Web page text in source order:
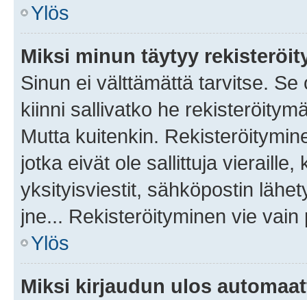
Ylös
Miksi minun täytyy
Sinun ei välttämättä tarvitse.
kiinni sallivatko he
Mutta kuitenkin.
jotka eivät ole sallittuja vieraille,
yksityisviestit, sähköpostin
jne... Rekisteröityminen vie
Ylös
Miksi kirjaudun ulos